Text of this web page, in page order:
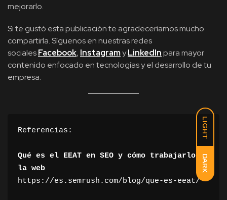
LIGHT
DARK
mejorarlo.
Si te gustó esta publicación te agradeceríamos mucho
compartirla. Síguenos en nuestras redes
socialesFacebook, InstagramyLinkedInpara mayor
contenido enfocado en tecnologías y el desarrollo de tu
empresa.
Referencias:
Qué es el EEAT en SEO y cómo trabajarlo en
la web
https://es.semrush.com/blog/que-es-eeat/